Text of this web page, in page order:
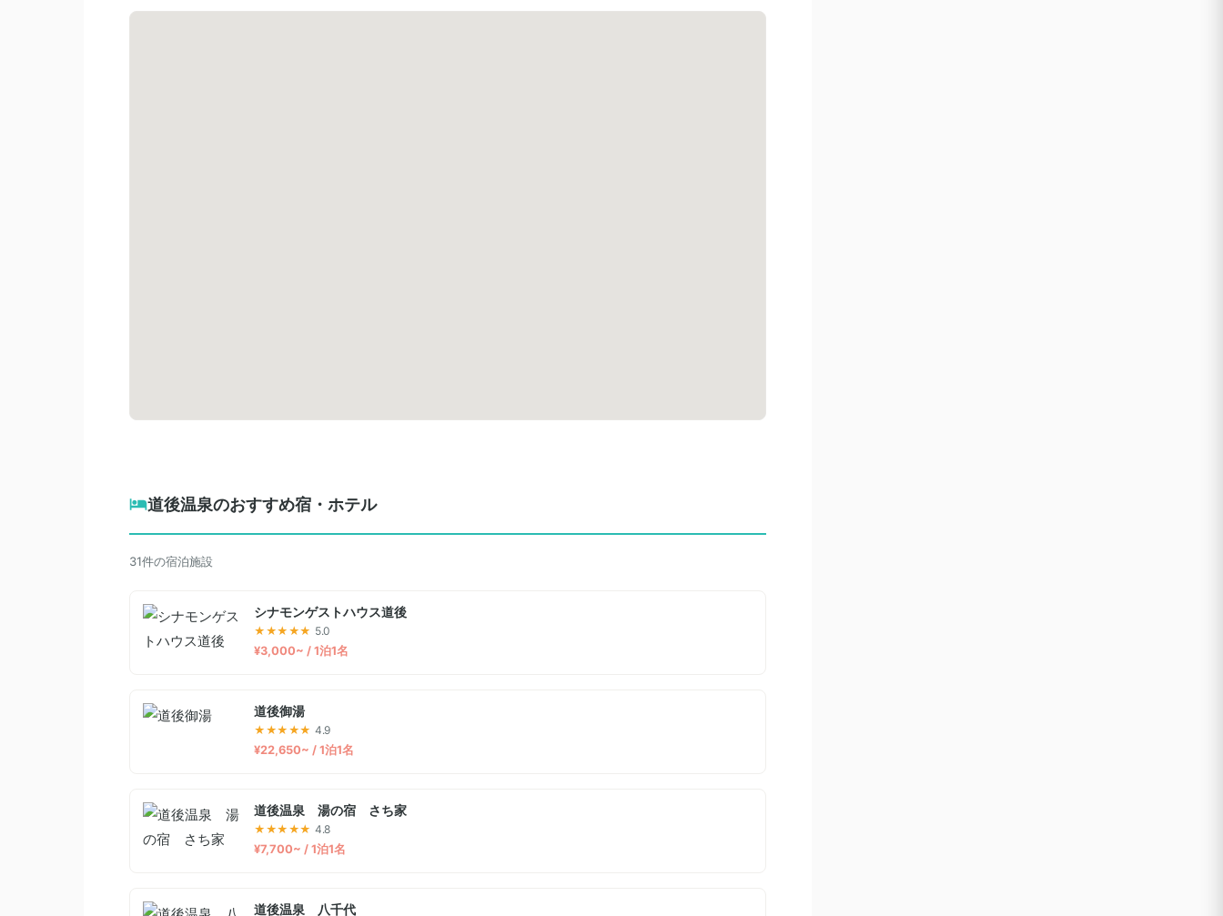
道後温泉のおすすめ宿・ホテル
31件の宿泊施設
シナモンゲストハウス道後
★★★★★ 5.0
¥3,000~ / 1泊1名
道後御湯
★★★★★ 4.9
¥22,650~ / 1泊1名
道後温泉 湯の宿 さち家
★★★★★ 4.8
¥7,700~ / 1泊1名
道後温泉 八千代